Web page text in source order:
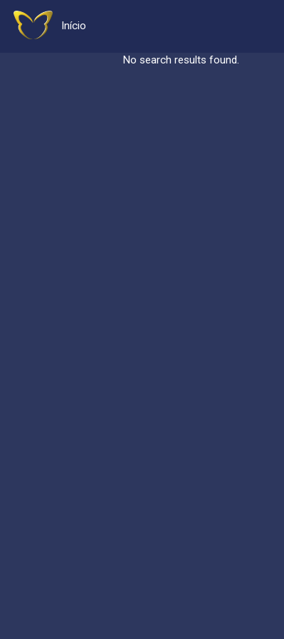
Início
No search results found.